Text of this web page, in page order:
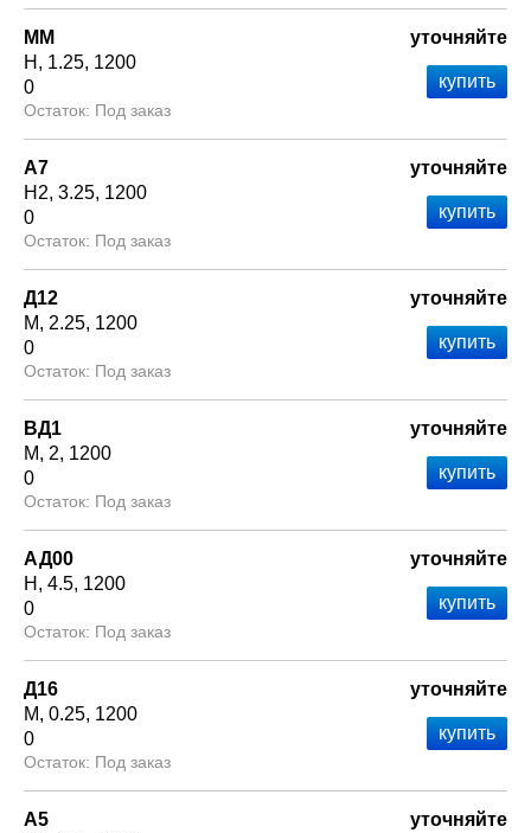
ММ
Н
1.25 1200
0
Под заказ
уточняйте
А7
Н2 3.25 1200
0
Под заказ
уточняйте
Д12
М
2.25 1200
0
Под заказ
уточняйте
ВД1
М
2 1200
0
Под заказ
уточняйте
АД00
Н
4.5 1200
0
Под заказ
уточняйте
Д16
М 0.25 1200
0
Под заказ
уточняйте
А5
уточняйте